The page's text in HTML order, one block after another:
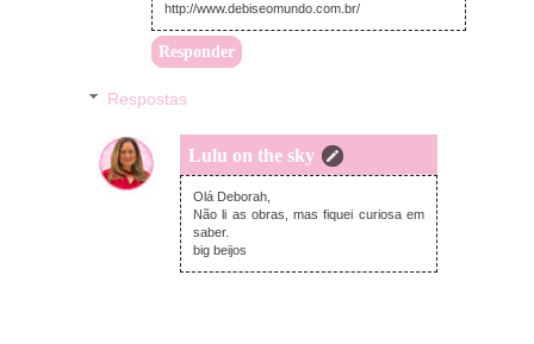
http://www.debiseomundo.com.br/
Responder
Respostas
Lulu on the sky
terça-feira, março 16, 2021
Olá Deborah,
Não li as obras, mas fiquei curiosa em
saber.
big beijos